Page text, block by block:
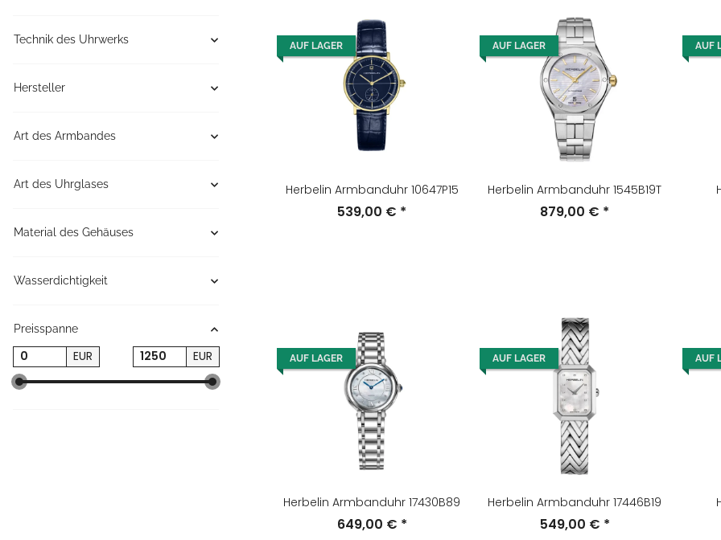
AUF LAGER
Herbelin Armbanduhr 10647P15
539,00 € *
AUF LAGER
Herbelin Armbanduhr 1545B19T
879,00 € *
AUF
AUF LAGER
Herbelin Armbanduhr 17430B89
649,00 € *
AUF LAGER
Herbelin Armbanduhr 17446B19
549,00 € *
AUF
Technik des Uhrwerks
Hersteller
Art des Armbandes
Art des Uhrglases
Material des Gehäuses
Wasserdichtigkeit
Preisspanne
EUR EUR